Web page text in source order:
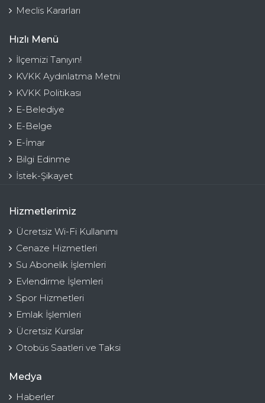
Meclis Kararları
Hızlı Menü
İlçemizi Tanıyın!
KVKK Aydınlatma Metni
KVKK Politikası
E-Belediye
E-Belge
E-İmar
Bilgi Edinme
İstek-Şikayet
Hizmetlerimiz
Ücretsiz Wi-Fi Kullanımı
Cenaze Hizmetleri
Su Abonelik İşlemleri
Evlendirme İşlemleri
Spor Hizmetleri
Emlak İşlemleri
Ücretsiz Kurslar
Otobüs Saatleri ve Taksi
Medya
Haberler